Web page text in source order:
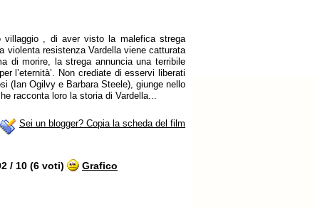
villaggio , di aver visto la malefica strega
violenta resistenza Vardella viene catturata
di morire, la strega annuncia una terribile
l’eternità’. Non crediate di esservi liberati
(Ian Ogilvy e Barbara Steele), giunge nello
racconta loro la storia di Vardella...
Sei un blogger? Copia la scheda del film
/ 10 (6 voti) Grafico